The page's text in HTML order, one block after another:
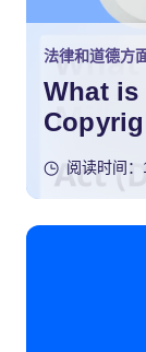
法律和道德方
What
阅读时间